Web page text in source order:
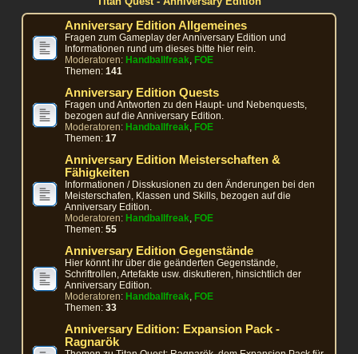
Anniversary Edition Allgemeines
Fragen zum Gameplay der Anniversary Edition und
Informationen rund um dieses bitte hier rein.
Moderatoren: Handballfreak, FOE
Themen:141
Anniversary Edition Quests
Fragen und Antworten zu den Haupt- und Nebenquests,
bezogen auf die Anniversary Edition.
Moderatoren: Handballfreak, FOE
Themen:17
Anniversary Edition Meisterschaften &
Fähigkeiten
Informationen / Disskusionen zu den Änderungen bei den
Meisterschafen, Klassen und Skills, bezogen auf die
Anniversary Edition.
Moderatoren: Handballfreak, FOE
Themen:55
Anniversary Edition Gegenstände
Hier könnt ihr über die geänderten Gegenstände,
Schriftrollen, Artefakte usw. diskutieren, hinsichtlich der
Anniversary Edition.
Moderatoren: Handballfreak, FOE
Themen:33
Anniversary Edition: Expansion Pack -
Ragnarök